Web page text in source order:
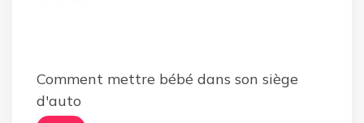
Comment mettre bébé dans son siège
d'auto